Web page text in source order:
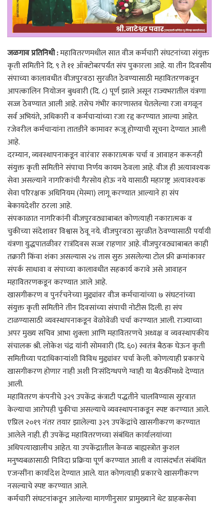
जळगाव प्रतिनिधी :महावितरणमधील सात वीज कर्मचारी संघटनांच्या संयुक्त
कृती समितीने दि. ९ ते ११ ऑक्टोबरपर्यंत संप पुकारला आहे. या तीन दिवसीय
संपाच्या कालावधीत वीजपुरवठा सुरळीत ठेवण्यासाठी महावितरणकडून
आपत्कालिन नियोजन बुधवारी (दि. ८) पूर्ण झाले असून राज्यभरातील यंत्रणा
सज्ज ठेवण्यात आली आहे. तसेच गंभीर कारणास्तव घेतलेल्या रजा वगळून
सर्व अभियंते, अधिकारी व कर्मचाऱ्यांच्या रजा रद्द करण्यात आल्या आहेत.
रजेवरील कर्मचाऱ्यांना तातडीने कामावर रूजू होण्याची सूचना देण्यात आली
आहे.
दरम्यान, व्यवस्थापनाकडून वारंवार सकारात्मक चर्चा व आवाहन करूनही
संयुक्त कृती समितीने संपाचा निर्णय कायम ठेवला आहे. वीज ही अत्यावश्यक
सेवा असल्याने नागरिकांची गैरसोय होऊ नये यासाठी महाराष्ट्र अत्यावश्यक
सेवा परिरक्षक अधिनियम (मेस्मा) लागू करण्यात आल्याने हा संप
बेकायदेशीर ठरला आहे.
संपकाळात नागरिकांनी वीजपुरवठ्याबाबत कोणत्याही नकारात्मक व
चुकीच्या संदेशावर विश्वास ठेवू नये. वीजपुरवठा सुरळीत ठेवण्यासाठी पर्यायी
यंत्रणा युद्धपातळीवर रात्रंदिवस सज्ज राहणार आहे. वीजपुरवठ्याबाबत काही
तक्रारी किंवा शंका असल्यास २४ तास सुरु असलेल्या टोल फ्री क्रमांकावर
संपर्क साधावा व संपाच्या कालावधीत सहकार्य करावे असे आवाहन
महावितरणकडून करण्यात आले आहे.
खासगीकरण व पुनर्रचनेच्या मुद्द्यांवर वीज कर्मचाऱ्यांच्या ७ संघटनांच्या
संयुक्त कृती समितीने तीन दिवसांच्या संपाची नोटीस दिली. हा संप
टाळण्यासाठी व्यवस्थापनाकडून वेळोवेळी चर्चा करण्यात आली. राज्याच्या
अपर मुख्य सचिव आभा शुक्ला आणि महावितरणचे अध्यक्ष व व्यवस्थापकीय
संचालक श्री. लोकेश चंद्र यांनी सोमवारी (दि. ६०) स्वतंत्र बैठक घेऊन कृती
समितीच्या पदाधिकाऱ्यांशी विविध मुद्द्यांवर चर्चा केली. कोणत्याही प्रकारचे
खासगीकरण होणार नाही अशी निःसंदिग्धपणे ग्वाही या बैठकींमध्ये देण्यात
आली.
महावितरण कंपनीचे ३२९ उपकेंद्र कंत्राटी पद्धतीने चालविण्यास सुरवात
केल्याचा आरोपही चुकीचा असल्याचे व्यवस्थापनाकडून स्पष्ट करण्यात आले.
एप्रिल २०१९ नंतर तयार झालेल्या ३२९ उपकेंद्रांचे खासगीकरण करण्यात
आलेले नाही. ही उपकेंद्र महावितरणच्या संबंधित कार्यालयांच्या
अधिपत्याखालीच आहेत. या उपकेंद्रातील केवळ बाह्यस्त्रोत कुशल
मनुष्यबळासाठी निविदा प्रक्रिया पूर्ण करण्यात आली व त्यासंदर्भात संबंधित
एजन्सींना कार्यादेश देण्यात आले. यात कोणत्याही प्रकारचे खासगीकरण
नसल्याचे स्पष्ट करण्यात आले.
कर्मचारी संघटनांकडून आलेल्या मागणीनुसार प्रामुख्याने थेट ग्राहकसेवा